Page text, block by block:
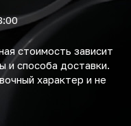
стоимость зависит
и способа доставки.
характер и не